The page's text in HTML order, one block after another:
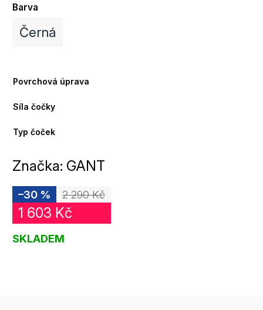
Barva
Černá
Povrchová úprava
Síla čočky
Typ čoček
Značka: GANT
2 290 Kč
–30 %
1 603 Kč
SKLADEM